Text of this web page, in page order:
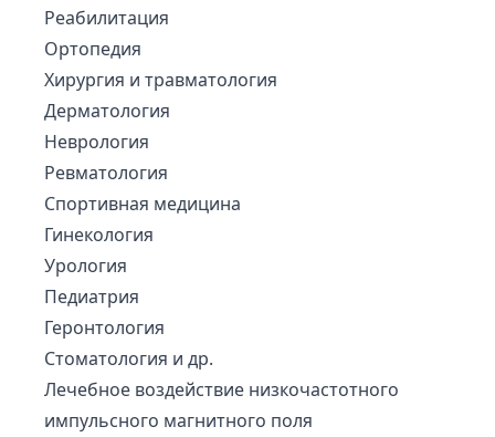
Реабилитация
Ортопедия
Хирургия и травматология
Дерматология
Неврология
Ревматология
Спортивная медицина
Гинекология
Урология
Педиатрия
Геронтология
Стоматология и др.
Лечебное воздействие низкочастотного
импульсного магнитного поля